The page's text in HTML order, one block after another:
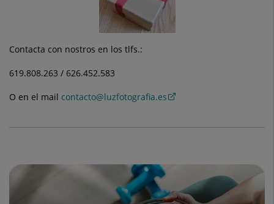
Contacta con nostros en los tlfs.:
619.808.263 / 626.452.583
O en el mail contacto@luzfotografia.es